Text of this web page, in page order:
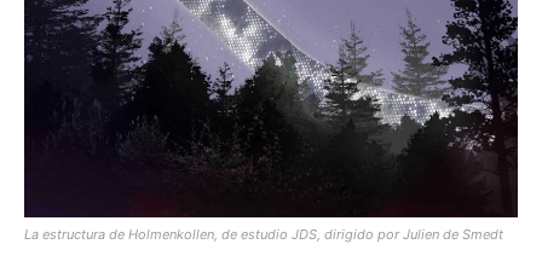
La estructura de Holmenkollen, de estudio JDS, dirigido por Julien de Smedt